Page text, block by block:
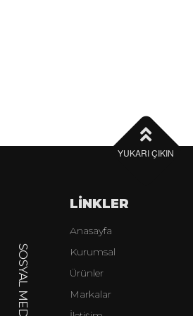
YUKARI ÇIKIN
LİNKLER
Anasayfa
Kurumsal
Ürünler
Markalar